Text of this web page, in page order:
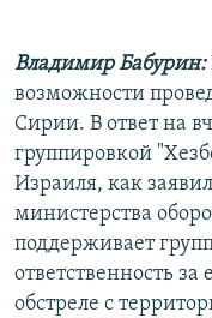
СОЦИАЛЬНЫЕ СЕТИ
Все сайты РСЕ/РС
Владимир Бабурин:
возможности
Сирии. В ответ на
группировкой
Израиля, как
министерства
поддерживает
ответственность
обстреле с